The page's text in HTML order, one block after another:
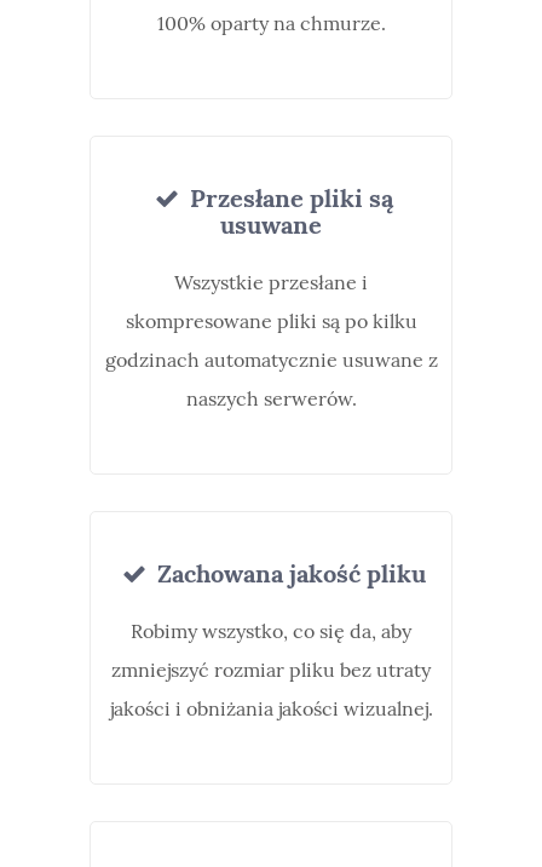
100% oparty na chmurze.
Przesłane pliki są
usuwane
Wszystkie przesłane i
skompresowane pliki są po kilku
godzinach automatycznie usuwane z
naszych serwerów.
Zachowana jakość pliku
Robimy wszystko, co się da, aby
zmniejszyć rozmiar pliku bez utraty
jakości i obniżania jakości wizualnej.